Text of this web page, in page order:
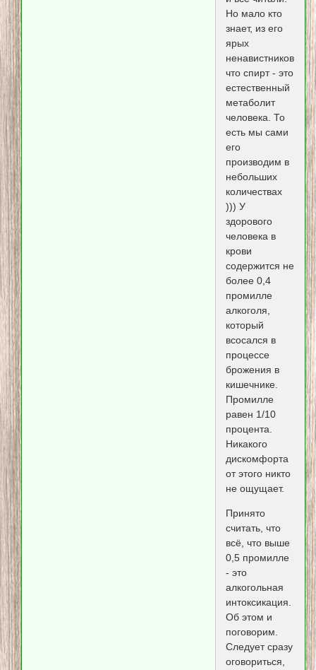
Но мало кто
знает, из его
ярых
ненавистников,
что спирт - это
естественный
метаболит
человека. То
есть мы сами
его
производим в
небольших
количествах
))) У
здорового
человека в
крови
содержится не
более 0,4
промилле
алкоголя,
который
всосался в
процессе
брожения в
кишечнике.
Промилле
равен 1/10
процента.
Никакого
дискомфорта
от этого никто
не ощущает.
Принято
считать, что
всё, что выше
0,5 промилле
- это
алкогольная
интоксикация.
Об этом и
поговорим.
Следует сразу
оговориться,